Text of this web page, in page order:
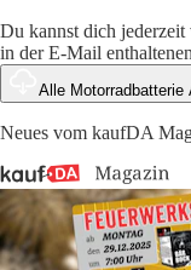
Du kannst dich
in der E-Mail
Alle Motorradbatterie
Neues vom kaufDA